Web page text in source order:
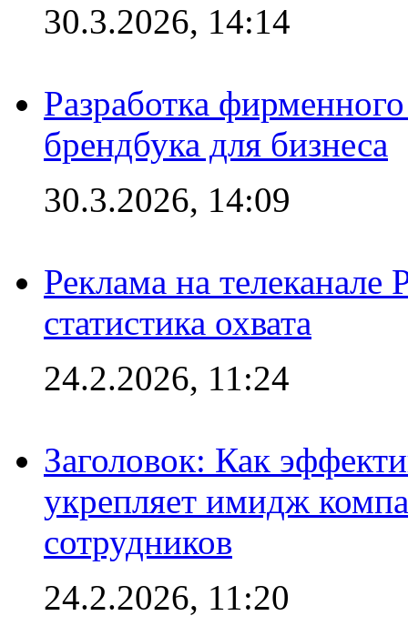
30.3.2026, 14:14
Разработка
брендбука для бизнеса
30.3.2026, 14:09
Реклама на
статистика охвата
24.2.2026, 11:24
Заголовок: Как
укрепляет имидж
сотрудников
24.2.2026, 11:20